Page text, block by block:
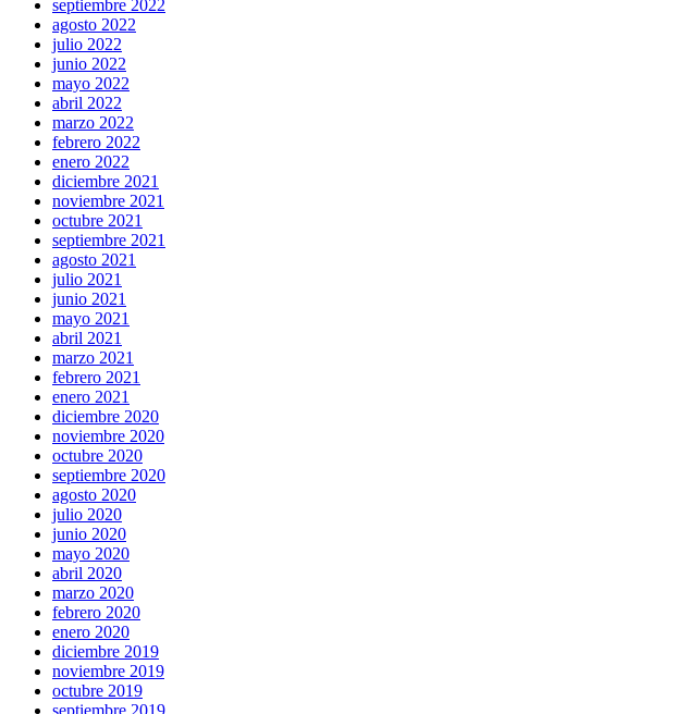
septiembre 2022
agosto 2022
julio 2022
junio 2022
mayo 2022
abril 2022
marzo 2022
febrero 2022
enero 2022
diciembre 2021
noviembre 2021
octubre 2021
septiembre 2021
agosto 2021
julio 2021
junio 2021
mayo 2021
abril 2021
marzo 2021
febrero 2021
enero 2021
diciembre 2020
noviembre 2020
octubre 2020
septiembre 2020
agosto 2020
julio 2020
junio 2020
mayo 2020
abril 2020
marzo 2020
febrero 2020
enero 2020
diciembre 2019
noviembre 2019
octubre 2019
septiembre 2019